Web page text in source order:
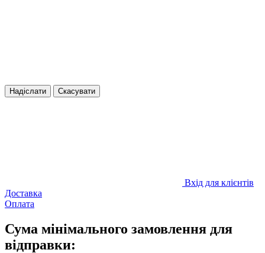
Надіслати Скасувати
Вхід для клієнтів
Доставка
Оплата
Сума мінімального замовлення для
відправки: